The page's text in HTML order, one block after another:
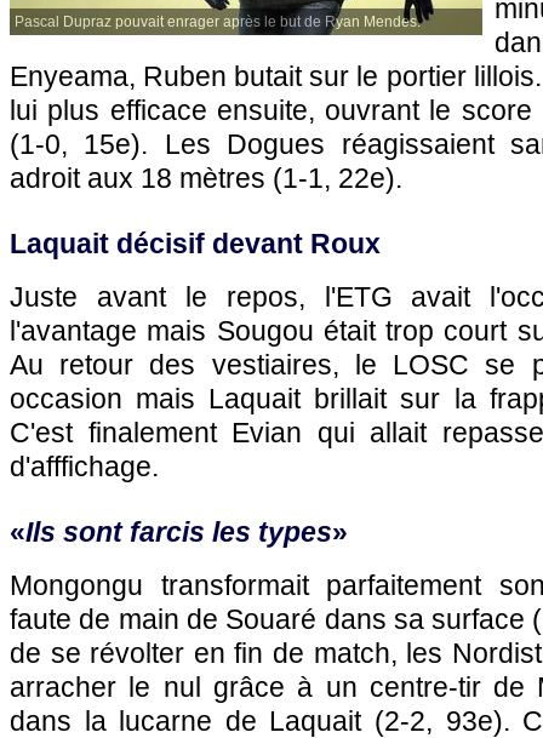
Pascal Dupraz pouvait enrager après le but de Ryan Mendes.
Enyeama, Ruben butait sur le portier
lui plus efficace ensuite, ouvrant le
(1-0, 15e). Les Dogues réagissaient
adroit aux 18 mètres (1-1, 22e).
Laquait décisif devant Roux
Juste avant le repos, l'ETG avait
l'avantage mais Sougou était trop court
Au retour des vestiaires, le LOSC se
occasion mais Laquait brillait sur la
C'est finalement Evian qui allait
d'afffichage.
«Ils sont farcis les types»
Mongongu transformait parfaitement
faute de main de Souaré dans sa surface
de se révolter en fin de match, les
arracher le nul grâce à un centre-tir de
dans la lucarne de Laquait (2-2, 93e).